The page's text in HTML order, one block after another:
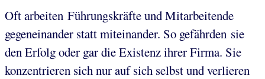
Oft arbeiten Führungskräfte und Mitarbeitende
gegeneinander statt miteinander. So gefährden sie
den Erfolg oder gar die Existenz ihrer Firma. Sie
konzentrieren sich nur auf sich selbst und verlieren